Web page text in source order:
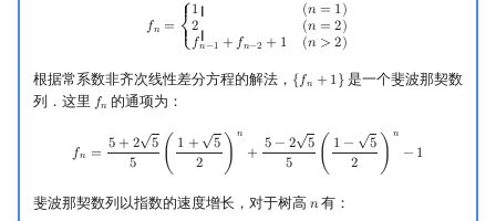
Xcode
Sublime Text
CP Editor
LaTeX 入门
希尔排序
Tim 排序
排序相关 STL
优化
动态 DP
概率 DP
DP 套 DP
后缀自动机 (SAM)
后缀平衡树
广义后缀自动机
线性同余方程
升幂引理
阶乘取模
多项式与生成函数
多项式平移|连续点值平移
Lagrange 反演
形式幂级数复合|复合逆
组合数学
Eulerian Number
范德蒙德卷积
Pólya 计数
线性代数
对角化
AHU 算法
树上随机游走
拆点
连通性相关
环计数问题
随机增量法
反演变换
计算几何杂项
表达式求值
在一台机器上规划任务
主元素问题
𝑓𝑛 =
⎧
{ {
⎨
{ {
⎩
1 (𝑛 = 1)
2 (𝑛 = 2)
𝑓𝑛−1 +𝑓𝑛−2 + 1 (𝑛 > 2)
n = 1 2+1 (n >2)
根据常系数非齐次线性差分方程的解法， {𝑓𝑛 + 1}
{fn+ 1}
是一个斐波那契数
列．这里 𝑓𝑛
fn 的通项为：
𝑓𝑛 = 5 + 2
√
5
5
( 1 +
√
5
2
)
𝑛
+ 5 − 2
√
5
5
( 1 −
√
5
2
)
𝑛
− 1
fn =5+ 5 5( 1+ 52 )n −2 (1−52 )n −1
斐波那契数列以指数的速度增长，对于树高 𝑛
n有：